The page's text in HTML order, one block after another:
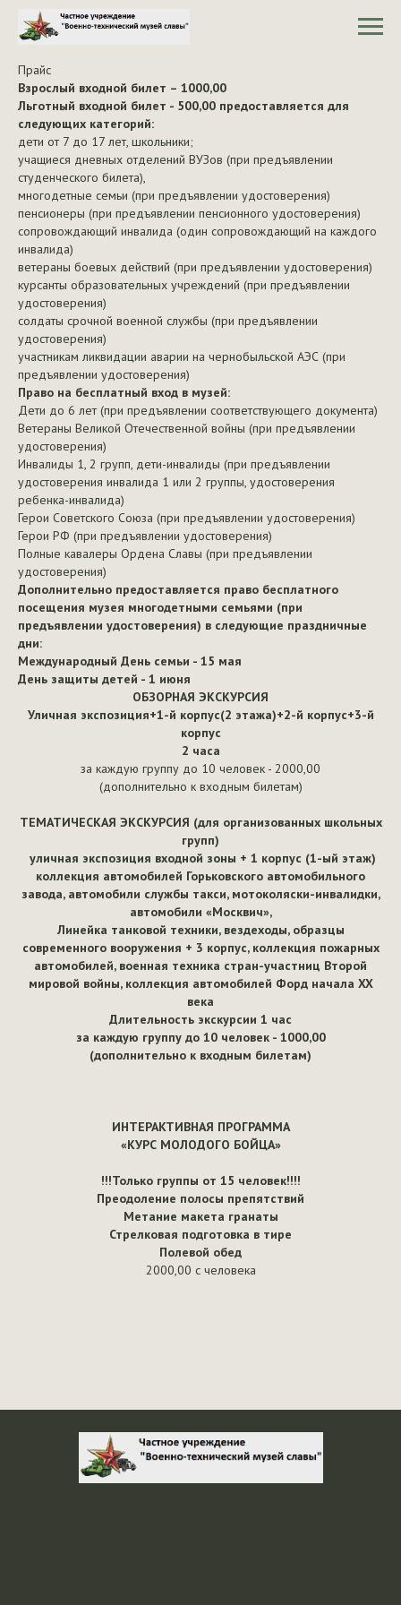
Прайс
Взрослый входной билет – 1000,00
Льготный входной билет - 500,00 предоставляется для
следующих категорий:
дети от 7 до 17 лет, школьники;
учащиеся дневных отделений ВУЗов (при предъявлении
студенческого билета),
многодетные семьи (при предъявлении удостоверения)
пенсионеры (при предъявлении пенсионного удостоверения)
сопровождающий инвалида (один сопровождающий на каждого
инвалида)
ветераны боевых действий (при предъявлении удостоверения)
курсанты образовательных учреждений (при предъявлении
удостоверения)
солдаты срочной военной службы (при предъявлении
удостоверения)
участникам ликвидации аварии на чернобыльской АЭС (при
предъявлении удостоверения)
Право на бесплатный вход в музей:
Дети до 6 лет (при предъявлении соответствующего документа)
Ветераны Великой Отечественной войны (при предъявлении
удостоверения)
Инвалиды 1, 2 групп, дети-инвалиды (при предъявлении
удостоверения инвалида 1 или 2 группы, удостоверения
ребенка-инвалида)
Герои Советского Союза (при предъявлении удостоверения)
Герои РФ (при предъявлении удостоверения)
Полные кавалеры Ордена Славы (при предъявлении
удостоверения)
Дополнительно предоставляется право бесплатного
посещения музея многодетными семьями (при
предъявлении удостоверения) в следующие праздничные
дни:
Международный День семьи - 15 мая
День защиты детей - 1 июня
ОБЗОРНАЯ ЭКСКУРСИЯ
Уличная экспозиция+1-й корпус(2 этажа)+2-й корпус+3-й
корпус
2 часа
за каждую группу до 10 человек - 2000,00
(дополнительно к входным билетам)
ТЕМАТИЧЕСКАЯ ЭКСКУРСИЯ (для организованных школьных
групп)
уличная экспозиция входной зоны + 1 корпус (1-ый этаж)
коллекция автомобилей Горьковского автомобильного
завода, автомобили службы такси, мотоколяски-инвалидки,
автомобили «Москвич»,
Линейка танковой техники, вездеходы, образцы
современного вооружения + 3 корпус, коллекция пожарных
автомобилей, военная техника стран-участниц Второй
мировой войны, коллекция автомобилей Форд начала XX
века
Длительность экскурсии 1 час
за каждую группу до 10 человек - 1000,00
(дополнительно к входным билетам)
ИНТЕРАКТИВНАЯ ПРОГРАММА
«КУРС МОЛОДОГО БОЙЦА»
!!!Только группы от 15 человек!!!!
Преодоление полосы препятствий
Метание макета гранаты
Стрелковая подготовка в тире
Полевой обед
2000,00 с человека